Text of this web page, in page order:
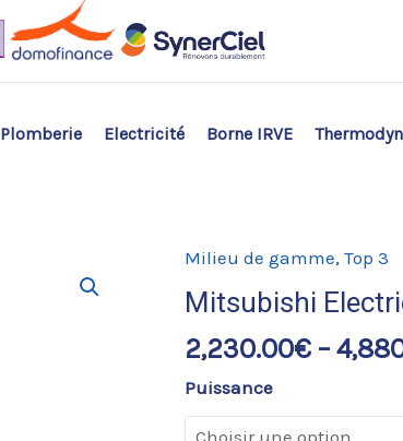
Plomberie Electricité Borne IRVE
Milieu de gamme, Top 3
Mitsubishi
2,230.00€ –
Puissance